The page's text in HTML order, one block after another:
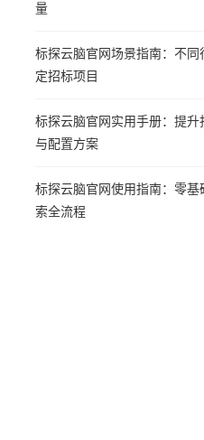
量
标探云脑官网场景指南：不同
定招标项目
标探云脑官网实用手册：提
与配置方案
标探云脑官网使用指南：零
索全流程